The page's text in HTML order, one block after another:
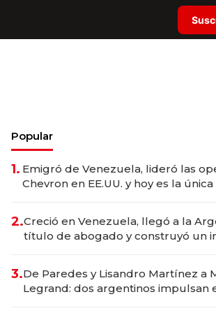
Popular
1. Emigró de Venezuela, lideró las
Chevron en EE.UU. y hoy es la
2.Creció en Venezuela, llegó a la
título de abogado y construyó un
3.De Paredes y Lisandro Martínez a
Legrand: dos argentinos impulsan